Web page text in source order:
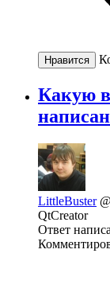
Нравится
Какую
LittleBuster
QtCreator
Ответ